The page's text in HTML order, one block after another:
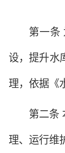
第一条
设，提升水
理，依据《
第二条
理、运行维